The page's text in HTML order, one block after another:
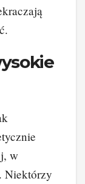
w
Niektórzy